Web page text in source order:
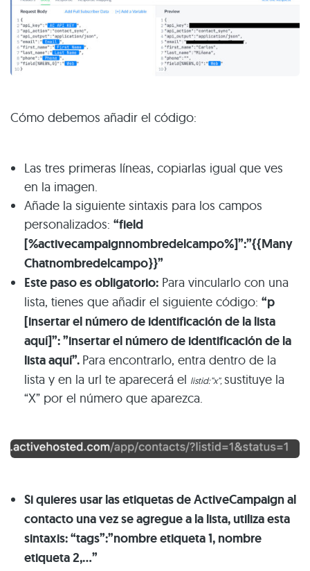
Cómo debemos añadir el código:
Las tres primeras líneas, copiarlas igual que ves
en la imagen.
Añade la siguiente sintaxis para los campos
personalizados: “field
[%activecampaignnombredelcampo%]”:”{{Many
Chatnombredelcampo}}”
Este paso es obligatorio: Para vincularlo con una
lista, tienes que añadir el siguiente código: “p
[insertar el número de identificación de la lista
aquí]”: ”insertar el número de identificación de la
lista aquí”. Para encontrarlo, entra dentro de la
lista y en la url te aparecerá el listid:”x”, sustituye la
“X” por el número que aparezca.
Si quieres usar las etiquetas de ActiveCampaign al
contacto una vez se agregue a la lista, utiliza esta
sintaxis:“tags”:”nombre etiqueta 1, nombre
etiqueta 2,…”